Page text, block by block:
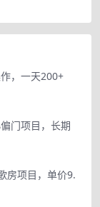
，一天200+
门项目，长期
房项目，单价9.